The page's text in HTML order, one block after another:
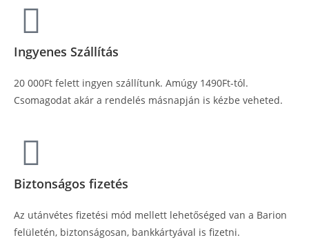
Ingyenes Szállítás
20 000Ft felett ingyen szállítunk. Amúgy 1490Ft-tól.
Csomagodat akár a rendelés másnapján is kézbe veheted.
Biztonságos fizetés
Az utánvétes fizetési mód mellett lehetőséged van a Barion
felületén, biztonságosan, bankkártyával is fizetni.